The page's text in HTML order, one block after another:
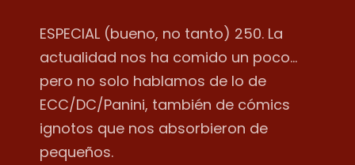
ESPECIAL (bueno, no tanto) 250. La
actualidad nos ha comido un poco...
pero no solo hablamos de lo de
ECC/DC/Panini, también de cómics
ignotos que nos absorbieron de
pequeños.